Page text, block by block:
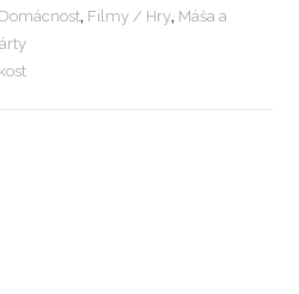
Domácnost, Filmy / Hry, Máša a